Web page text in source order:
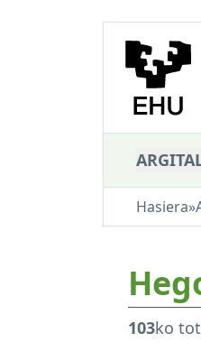
Hasiera»
103ko